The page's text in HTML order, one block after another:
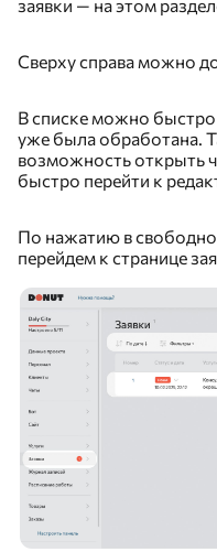
заявки — на этом
Сверху справа можно
В списке можно быстро
уже была обработана.
возможность открыть
быстро перейти к
По нажатию в
перейдем к странице